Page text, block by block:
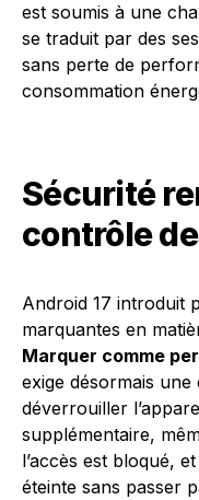
est soumis à une
se traduit par des
sans perte de
consommation
Sécurité
contrôle
Android 17 introduit
marquantes en
Marquer comme
exige désormais
déverrouiller
supplémentaire,
l’accès est bloqué,
éteinte sans passer